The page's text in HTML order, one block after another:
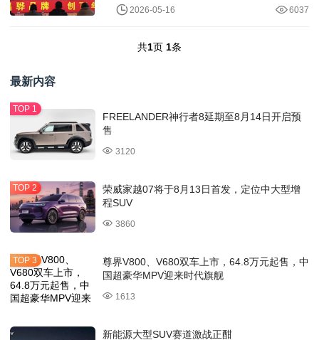
2026-05-16 6037
共1页 1条
最新内容
FREELANDER神行者8延期至8月14日开启预
售
3120
荣威家越07将于8月13日首发，定位中大型增
程SUV
3860
尊界V800、V680双车上市，64.8万元起售，中
国超豪华MPV迎来时代旗舰
1613
新能源大型SUV赛道激战正酣